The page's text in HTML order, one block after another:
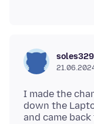
soles329
I made the
down the
and came